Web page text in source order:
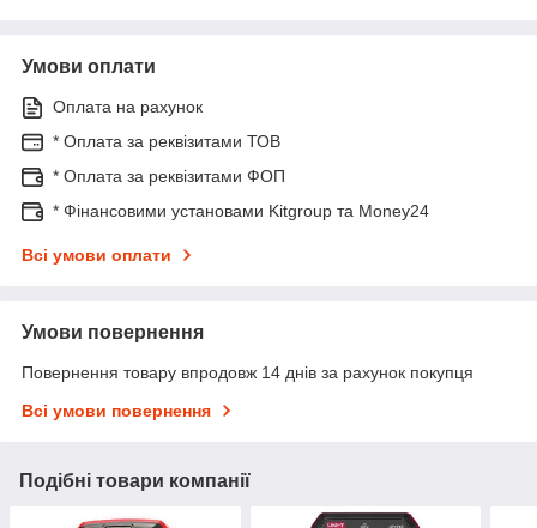
Умови оплати
Оплата на рахунок
* Оплата за реквізитами ТОВ
* Оплата за реквізитами ФОП
* Фінансовими установами Kitgroup та Money24
Всі умови оплати
Умови повернення
Повернення товару впродовж 14 днів за рахунок покупця
Всі умови повернення
Подібні товари компанії